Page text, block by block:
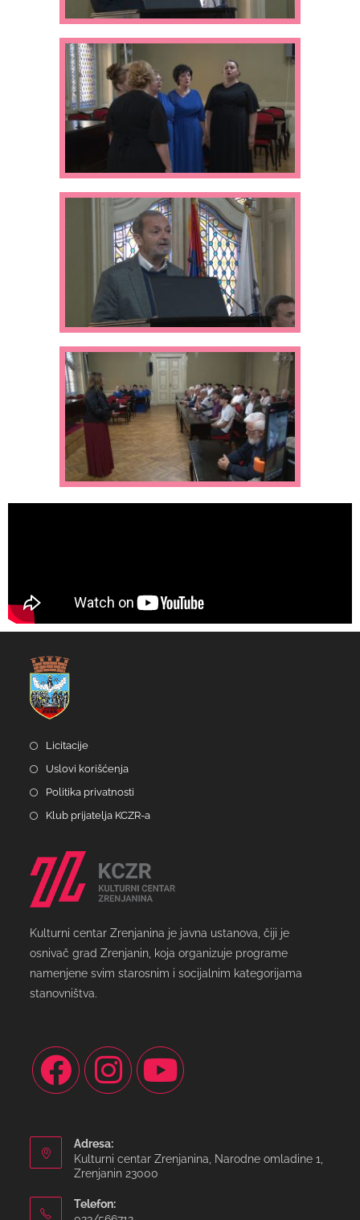
Licitacije
Uslovi korišćenja
Politika privatnosti
Klub prijatelja KCZR-a
Kulturni centar Zrenjanina je javna ustanova, čiji je
osnivač grad Zrenjanin, koja organizuje programe
namenjene svim starosnim i socijalnim kategorijama
stanovništva.
Adresa:
Kulturni centar Zrenjanina, Narodne omladine 1,
Zrenjanin 23000
Telefon: